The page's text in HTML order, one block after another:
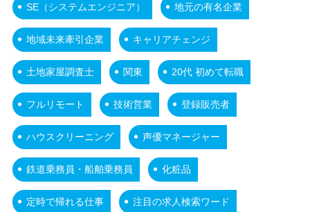
SE（システムエンジニア） 地元の有名企業
地域未来牽引企業 キャリアチェンジ
土地家屋調査士 関東 20代 初めて転職
フルリモート 技術営業 登録販売者
ハウスクリーニング 声優マネージャー
鉄道乗務員・船舶乗務員 化粧品
定時で帰れる仕事 注目の求人検索ワード